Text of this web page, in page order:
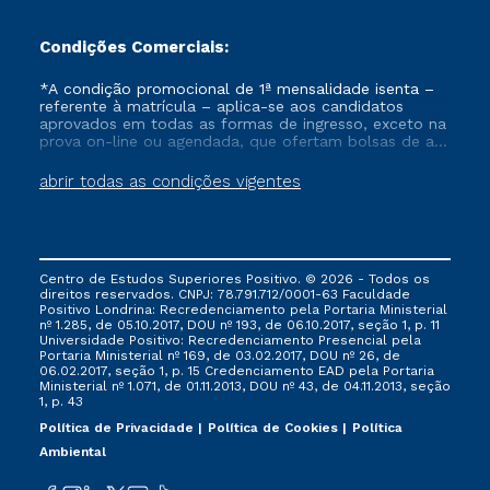
Condições Comerciais:
abrir todas as condições vigentes
*A condição promocional de 1ª mensalidade isenta –
referente à matrícula – aplica-se aos candidatos
aprovados em todas as formas de ingresso, exceto na
prova on-line ou agendada, que ofertam bolsas de até
vigente, que ainda não tenham efetivado e/ou não
tenham cancelado ou trancado sua matrícula em uma
via FIES, Prouni e outros programas governamentais, e
não se acumula com nenhuma outra campanha
ofertada pela Instituição.
Centro de Estudos Superiores Positivo. © 2026 - Todos os
direitos reservados. CNPJ: 78.791.712/0001-63 Faculdade
Positivo Londrina: Recredenciamento pela Portaria Ministerial
nº 1.285, de 05.10.2017, DOU nº 193, de 06.10.2017, seção 1, p. 11
Universidade Positivo: Recredenciamento Presencial ​pela
Portaria Ministerial nº 169, de 03.02.2017, DOU nº 26, de
06.02.2017, seção 1, p. 15 Credenciamento EAD pela Portaria
Ministerial nº 1.071, de 01.11.2013, DOU nº 43, de 04.11.2013, seção
1, p. 43
Política de Privacidade
Política de Cookies
Política
Ambiental